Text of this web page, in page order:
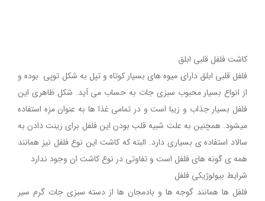
کاشت فلفل قلبی ابلق
فلفل قلبی ابلق دارای میوه های بسیار کوتاه و تپل به شکل توپی بوده و
از انواع بسیار محبوب سبزی جات به حساب می آید. شکل ظاهری این
فلفل بسیار جذاب و زیبا است و در تمامی غذا ها به عنوان مزه استفاده
میشود. همچنین به علت شبیه قلب بودن این فلفل برای زینت دادن به
سالاد استفاده ی بسیاری دارد. البته که کاشت این نوع فلفل نیز همانند
همه ی گونه های فلفل است و تفاوتی در نوع کاشت ان وجود ندارد
شرایط بیولوژیکی فلفل
فلفل ها همانند گوجه ها و بادمجان ها از دسته سبزی جات گرم سیر